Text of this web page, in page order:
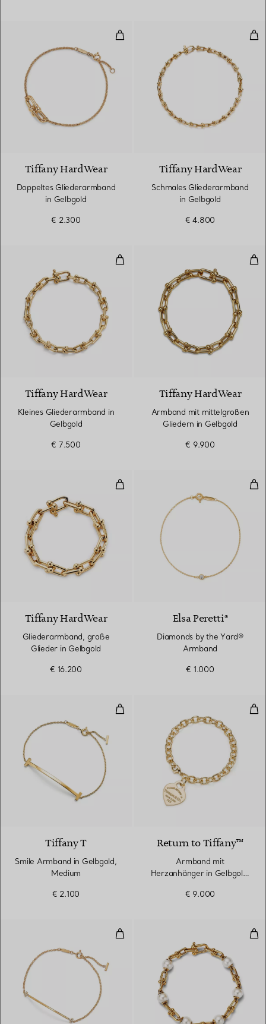
Doppeltes Gliederarmband in
Tiffany HardWear
Doppeltes Gliederarmband
in Gelbgold
€ 2.300
Tiffany HardWear
Schmales Gliederarmband
in Gelbgold
€ 4.800
Kleines Gliederarmband in
Tiffany HardWear
Kleines Gliederarmband in
Gelbgold
€ 7.500
Tiffany HardWear
Armband mit mittelgroßen
Gliedern in Gelbgold
€ 9.900
Gliederarmband, große Glieder
Tiffany HardWear
Gliederarmband, große
Glieder in Gelbgold
€ 16.200
Elsa Peretti®
Diamonds by the Yard®
Armband
€ 1.000
Smile Armband in Gelbgold,
Tiffany T
Smile Armband in Gelbgold,
Medium
€ 2.100
Return to Tiffany™
Armband mit
Herzanhänger in Gelbgold,
€ 9.000
Smile Armband in Gelbgold mit